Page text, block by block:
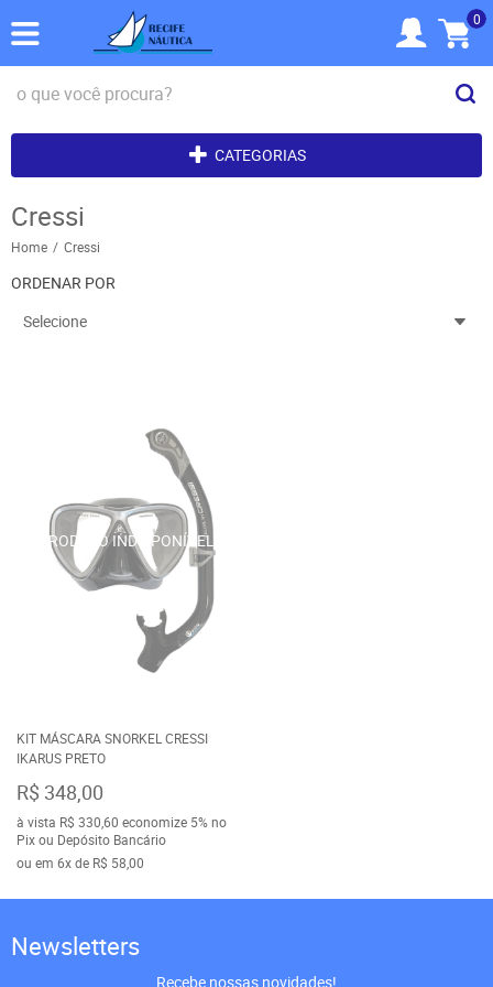
0
CATEGORIAS
Cressi
Home Cressi
ORDENAR POR
Selecione
KIT MÁSCARA SNORKEL CRESSI
IKARUS PRETO
R$ 348,00
à vista R$ 330,60 economize 5%no
Pix ou Depósito Bancário
ou em 6xde R$ 58,00
Newsletters
Recebe nossas novidades!